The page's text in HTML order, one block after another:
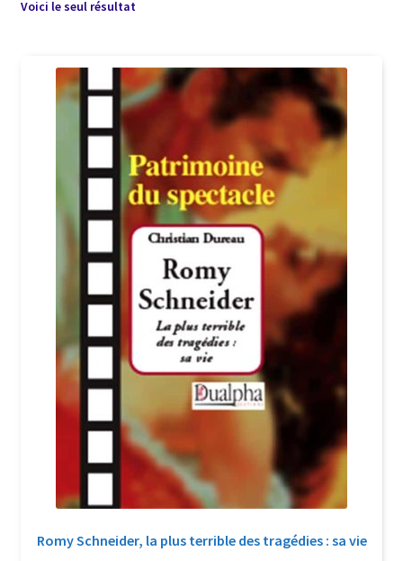
Connection
Listes d’Envies
Livres de Peter Randa
Livres de Philippe Randa
Login Customizer
Newsletter
Nous Contacter
Politique de confidentialité et cookies
Qui sommes-nous ?
Soutien à Philippe Randa
Suivi de la Commande
Voici le seul résultat
Romy Schneider, la plus terrible des tragédies : sa vie